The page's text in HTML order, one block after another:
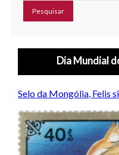
Dia Mundial
Selo da Mongólia, Felis